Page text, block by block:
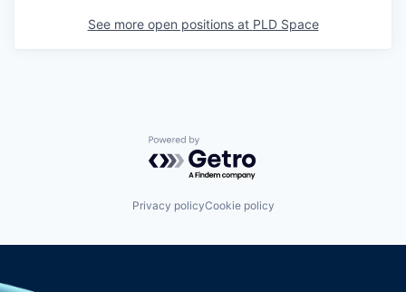
See more open positions at PLD Space
Powered by Getro.com
Privacy policyCookie policy